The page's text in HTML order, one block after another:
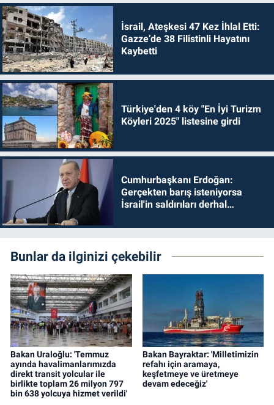
İsrail, Ateşkesi 47 Kez İhlal Etti:
Gazze’de 38 Filistinli Hayatını
Kaybetti
Türkiye'den 4 köy "En İyi Turizm
Köyleri 2025" listesine girdi
Cumhurbaşkanı Erdoğan:
Gerçekten barış isteniyorsa
İsrail'in saldırıları derhal
Bunlar da ilginizi çekebilir
Bakan Uraloğlu: 'Temmuz
ayında havalimanlarımızda
direkt transit yolcular ile
birlikte toplam 26 milyon 797
bin 638 yolcuya hizmet verildi'
Bakan Bayraktar: 'Milletimizin
refahı için aramaya,
keşfetmeye ve üretmeye
devam edeceğiz'